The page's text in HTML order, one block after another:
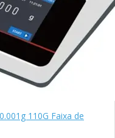
110G Faixa de